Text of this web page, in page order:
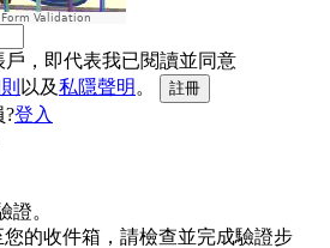
Form Validation
戶，即代表我已閱讀並同意
以及私隱聲明 。 註冊
?登入
證。
的收件箱，請檢查並完成驗證步